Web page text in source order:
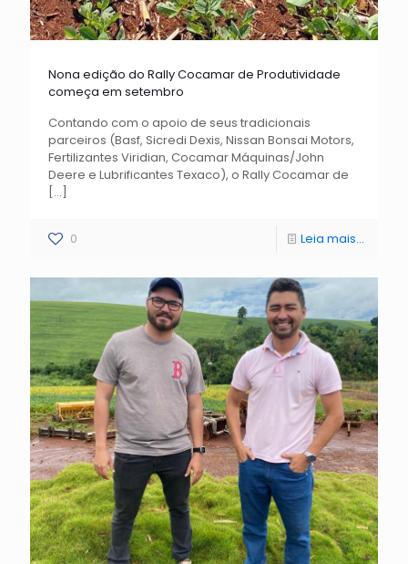
Nona edição do Rally Cocamar de Produtividade
começa em setembro
Contando com o apoio de seus tradicionais
parceiros (Basf, Sicredi Dexis, Nissan Bonsai Motors,
Fertilizantes Viridian, Cocamar Máquinas/John
Deere e Lubrificantes Texaco), o Rally Cocamar de
[…]
0 Leia mais...